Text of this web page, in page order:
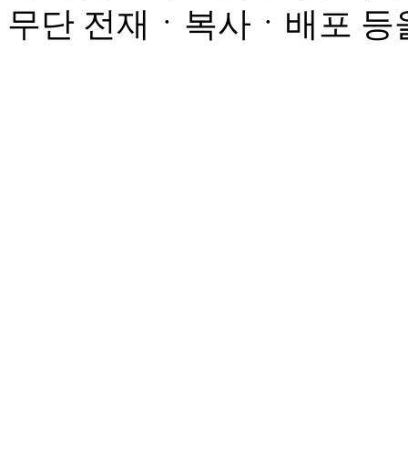
무단 전재ㆍ복사ㆍ배포 등